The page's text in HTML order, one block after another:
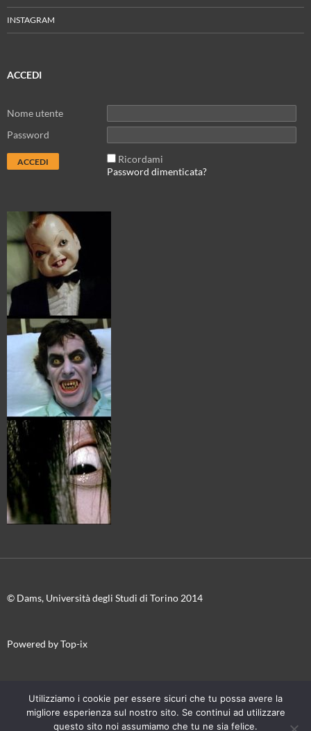
INSTAGRAM
ACCEDI
Nome utente
Password
Ricordami
Password dimenticata?
© Dams, Università degli Studi di Torino 2014
Powered by Top-ix
CinemaUtilizziamo i cookie per essere sicuri che tu possa avere la
migliore esperienza sul nostro sito. Se continui ad utilizzare
questo sito noi assumiamo che tu ne sia felice.